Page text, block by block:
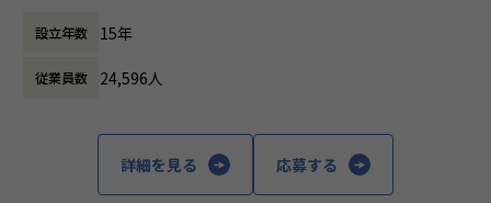
品質確認、システムの合理化、制御アルゴリズムの検討
・車両全体の衝突解析に関するアセスメント業務 ・自動車構
計画の立案 ・衝突実験の結果からの考察
・設計部門へのフィードバックと一連の流れを実施する ・付
随するレポートの作成
に渡ります。いわゆる技術者派遣と呼ばれ
働く場所に関わらない事業支援や最新技術を
用いた研究開発などを行っています。
設立年数 15年
従業員数 24,596人
詳細を見る 応募する